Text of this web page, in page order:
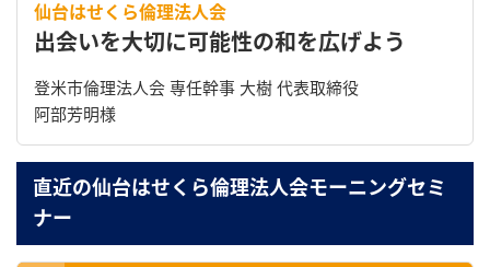
仙台はせくら倫理法人会
出会いを大切に可能性の和を広げよう
登米市倫理法人会 専任幹事 大樹 代表取締役
阿部芳明様
直近の仙台はせくら倫理法人会モーニングセミ
ナー